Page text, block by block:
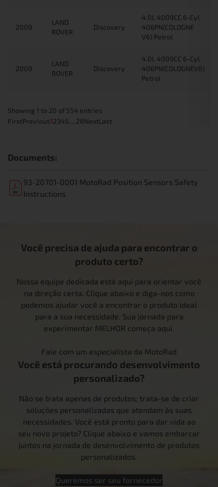
2009
LAND
ROVER
Discovery
4.0L 4009CC 6-Cyl
406PN(COLOGNE
V6) Petrol
2009
LAND
ROVER
Discovery
4.0L 4009CC 6-Cyl
406PN(COLOGNEV6)
Petrol
Showing 1 to 20 of 554 entries
FirstPrevious12345…28NextLast
Documents:
93-20701-0001 MotoRad Position Sensors Safety
Instructions
Você precisa de ajuda para encontrar o
produto certo?
Nossa equipe dedicada está aqui para orientar você
na direção certa. Clique abaixo e diga-nos como
podemos ajudar você a encontrar o produto ideal
para a sua necessidade. Sua jornada para
experimentar MELHOR começa aqui.
Fale com um especialista da MotoRad
Você está procurando desenvolvimento
personalizado?
Não se trata apenas de produtos; trata-se de criar
soluções personalizadas que atendam às suas
necessidades. Você está pronto para dar vida ao
seu novo projeto? Clique abaixo e vamos embarcar
juntos na jornada de desenvolvimento de produtos
personalizados.
Queremos ser seu fornecedor